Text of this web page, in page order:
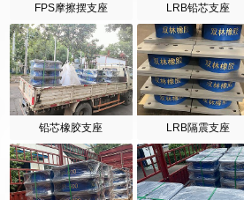
FPS摩擦摆支座 LRB铅芯支座
铅芯橡胶支座 LRB隔震支座